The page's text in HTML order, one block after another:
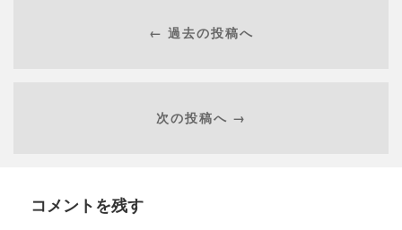
← 過去の投稿へ
次の投稿へ →
コメントを残す